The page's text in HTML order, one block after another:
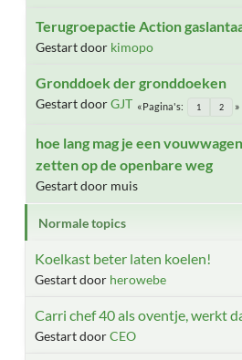
Terugroepactie Action
Gestart door kimopo
Gronddoek der gronddoeken
Gestart doorGJT Pagina's 1 2
hoe lang mag je een
zetten op de openbare weg
Gestart door muis
Normale topics
Koelkast beter laten koelen!
Gestart door herowebe
Carri chef 40 als oventje, werkt
Gestart doorCEO